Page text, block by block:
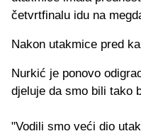
četvrtfinalu idu na
Nakon utakmice pred
Nurkić je ponovo
djeluje da smo bili tako
"Vodili smo veći dio